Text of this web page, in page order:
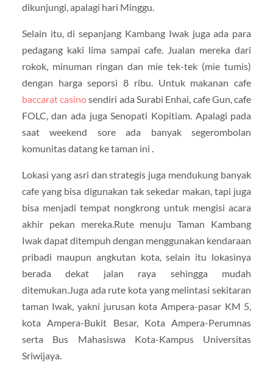
dikunjungi, apalagi hari Minggu.
Selain itu, di sepanjang Kambang Iwak juga ada para
pedagang kaki lima sampai cafe. Jualan mereka dari
rokok, minuman ringan dan mie tek-tek (mie tumis)
dengan harga seporsi 8 ribu. Untuk makanan cafe
baccarat casinosendiri ada Surabi Enhai, cafe Gun, cafe
FOLC, dan ada juga Senopati Kopitiam. Apalagi pada
saat weekend sore ada banyak segerombolan
komunitas datang ke taman ini .
Lokasi yang asri dan strategis juga mendukung banyak
cafe yang bisa digunakan tak sekedar makan, tapi juga
bisa menjadi tempat nongkrong untuk mengisi acara
akhir pekan mereka.Rute menuju Taman Kambang
Iwak dapat ditempuh dengan menggunakan kendaraan
pribadi maupun angkutan kota, selain itu lokasinya
berada dekat jalan raya sehingga mudah
ditemukan.Juga ada rute kota yang melintasi sekitaran
taman Iwak, yakni jurusan kota Ampera-pasar KM 5,
kota Ampera-Bukit Besar, Kota Ampera-Perumnas
serta Bus Mahasiswa Kota-Kampus Universitas
Sriwijaya.